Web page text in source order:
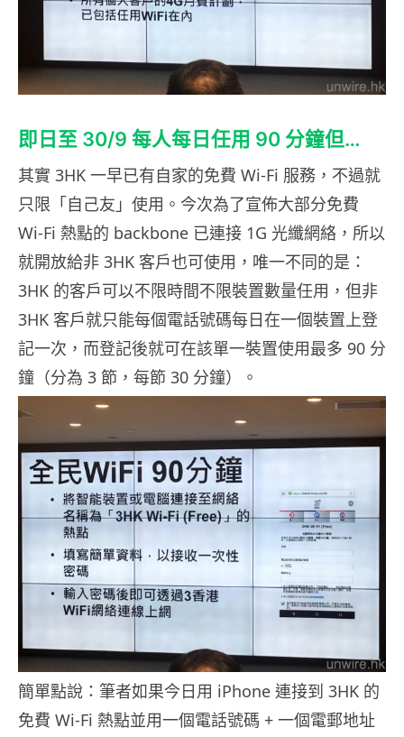
即日至 30/9 每人每日任用 90 分鐘但…
其實 3HK 一早已有自家的免費 Wi-Fi 服務，不過就
只限「自己友」使用。今次為了宣佈大部分免費
Wi-Fi 熱點的 backbone 已連接 1G 光纖網絡，所以
就開放給非 3HK 客戶也可使用，唯一不同的是：
3HK 的客戶可以不限時間不限裝置數量任用，但非
3HK 客戶就只能每個電話號碼每日在一個裝置上登
記一次，而登記後就可在該單一裝置使用最多 90 分
鐘（分為 3 節，每節 30 分鐘）。
簡單點說：筆者如果今日用 iPhone 連接到 3HK 的
免費 Wi-Fi 熱點並用一個電話號碼 + 一個電郵地址